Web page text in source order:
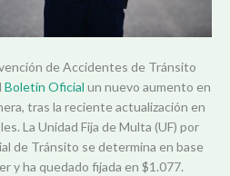
de Accidentes de Tránsito
Boletín Oficial un nuevo aumento en
tras la reciente actualización en
La Unidad Fija de Multa (UF) por
de Tránsito se determina en base
y ha quedado fijada en $1.077.